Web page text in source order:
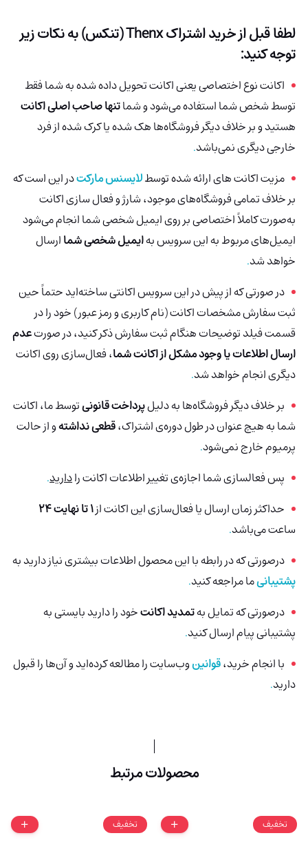
لطفا قبل از خرید اشتراکThenx (تنکس)
به نکات زیر
توجه کنید:
اکانت نوع اختصاصی یعنی اکانت تحویل داده شده به شما فقط
توسط شخص شما استفاده می‌شود و شماتنها صاحب اصلی اکانت
هستید و بر خلاف دیگر فروشگاه‌ها هک شدهیا کرک شده از فرد
خارجی دیگری نمی‌باشد.
مزیت اکانت های ارائه شده توسطلایسنس مارکتدر این است که
بر خلاف تمامی فروشگاه‌های موجود، شارژ و فعال سازی اکانت
به‌صورت کاملاً اختصاصی بر روی ایمیل شخصی شما انجام می‌شود
ایمیل‌های مربوط به این سرویس بهایمیل شخصی شماارسال
خواهد شد.
در صورتی که از پیش در این سرویس اکانتی ساخته‌اید حتماً حین
ثبت سفارش مشخصات اکانت (نام کاربری و رمز عبور) خود را در
قسمت فیلد توضیحات هنگام ثبت سفارش ذکر کنید، در صورتعدم
ارسال اطلاعات یا وجود مشکل از اکانت شما، فعال‌سازی روی اکانت
دیگری انجام خواهد شد.
بر خلاف دیگر فروشگاه‌ها به دلیلپرداخت قانونیتوسط ما، اکانت
شما به هیچ عنوان در طول دوره‌ی اشتراک،قطعی نداشتهو از حالت
پرمیوم خارج نمی‌شود.
پس فعالسازی شما اجازه‌ی تغییر اطلاعات اکانت رادارید.
حداکثر زمان ارسال یا فعال‌سازی این اکانت از1 تا نهایت 24
ساعت می‌باشد.
درصورتی‌ که در رابطه با این محصول اطلاعات بیشتری نیاز دارید به
پشتیبانیما مراجعه کنید.
درصورتی که تمایل بهتمدید اکانتخود را دارید بایستی به
پشتیبانی پیام ارسال کنید.
با انجام خرید،قوانینوب‌سایت را مطالعه کرده‌اید و آن‌ها را قبول
دارید.
محصولات مرتبط
تخفیف تخفیف